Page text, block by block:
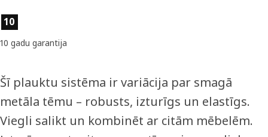
Preces īpašības
10
10 gadu garantija
Šī plauktu sistēma ir variācija par smagā
metāla tēmu – robusts, izturīgs un elastīgs.
Viegli salikt un kombinēt ar citām mēbelēm.